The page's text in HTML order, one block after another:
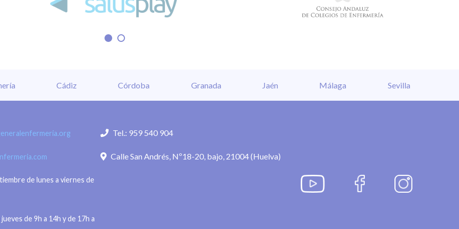
Cádiz Córdoba Granada Jaén Málaga Sevilla
de lunes a viernes de
de 9h a 14h y de 17h a
Tel.: 959 540 904
Calle San Andrés, Nº18-20, bajo, 21004 (Huelva)